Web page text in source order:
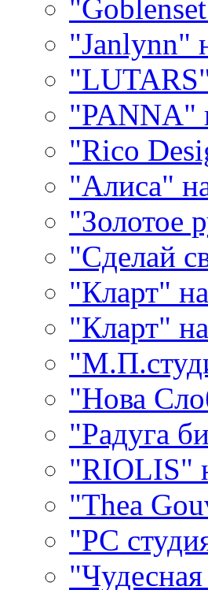
"Janlynn"
"PANNA"
"Rico
"Алиса"
"Золотое
"Сделай
"Кларт"
"Кларт"
"Нова
"Радуга
"RIOLIS"
"Thea
"РС